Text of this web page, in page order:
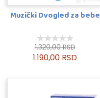
Muzički Dvogled za bebe
1.320,00 RSD
1.190,00 RSD